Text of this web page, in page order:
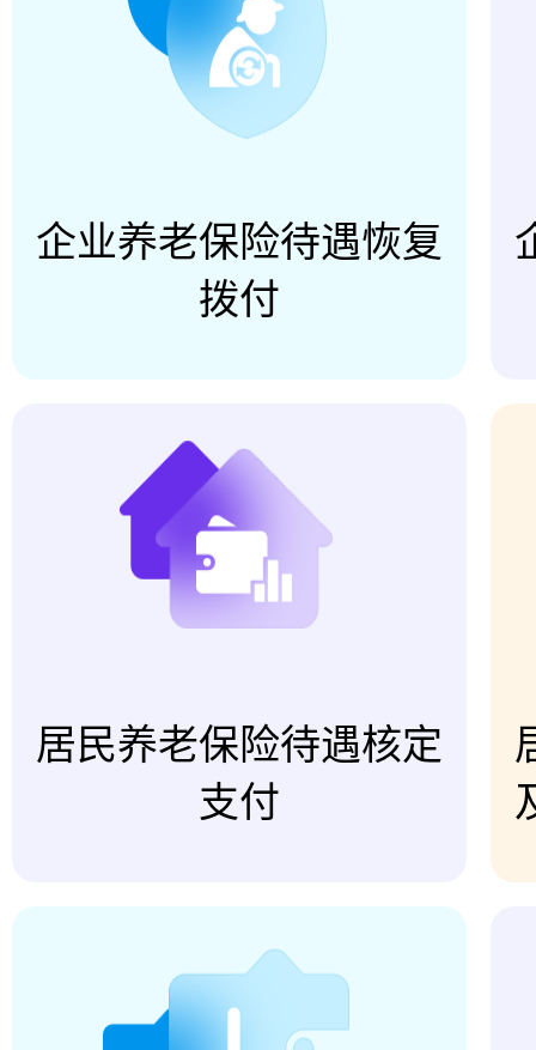
企业养老保险待遇恢复
拨付
居民养老保险待遇核定
支付